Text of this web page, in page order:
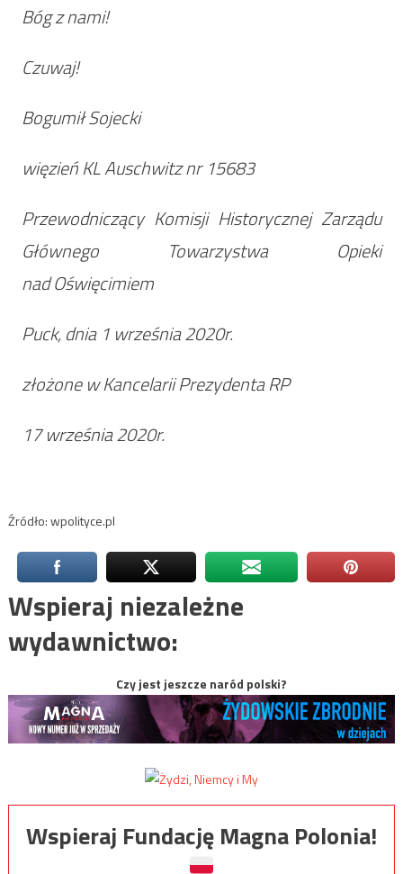
Bóg z nami!
Czuwaj!
Bogumił Sojecki
więzień KL Auschwitz nr 15683
Przewodniczący Komisji Historycznej Zarządu
Głównego Towarzystwa Opieki
nad Oświęcimiem
Puck, dnia 1 września 2020r.
złożone w Kancelarii Prezydenta RP
17 września 2020r.
Źródło: wpolityce.pl
Wspieraj niezależne
wydawnictwo:
Czy jest jeszcze naród polski?
Wspieraj Fundację Magna Polonia!